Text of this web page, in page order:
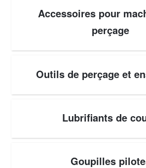
Accessoires pour
perçage
Outils de perçage et
Lubrifiants de
Goupilles